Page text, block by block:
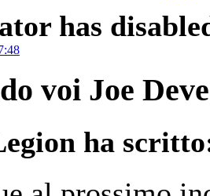
has
voi Joe
ha